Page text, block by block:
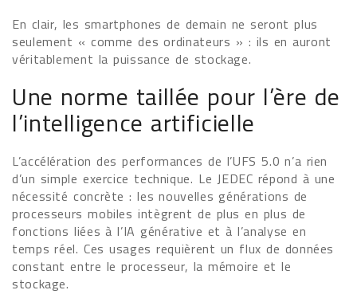
En clair, les smartphones de demain ne seront plus
seulement « comme des ordinateurs » : ils en auront
véritablement la puissance de stockage.
Une norme taillée pour l’ère de
l’intelligence artificielle
L’accélération des performances de l’UFS 5.0 n’a rien
d’un simple exercice technique. Le JEDEC répond à une
nécessité concrète : les nouvelles générations de
processeurs mobiles intègrent de plus en plus de
fonctions liées à l’IA générative et à l’analyse en
temps réel. Ces usages requièrent un flux de données
constant entre le processeur, la mémoire et le
stockage.